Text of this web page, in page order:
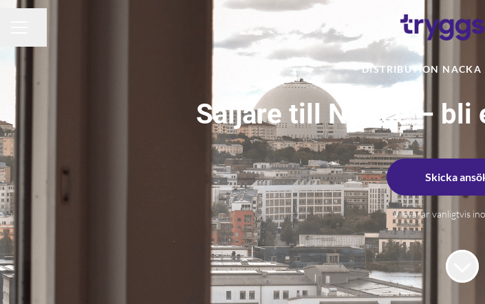
DISTRIBUTION NACKA
Säljare till Notice – bli
Skicka
Vi svarar vanligtvis